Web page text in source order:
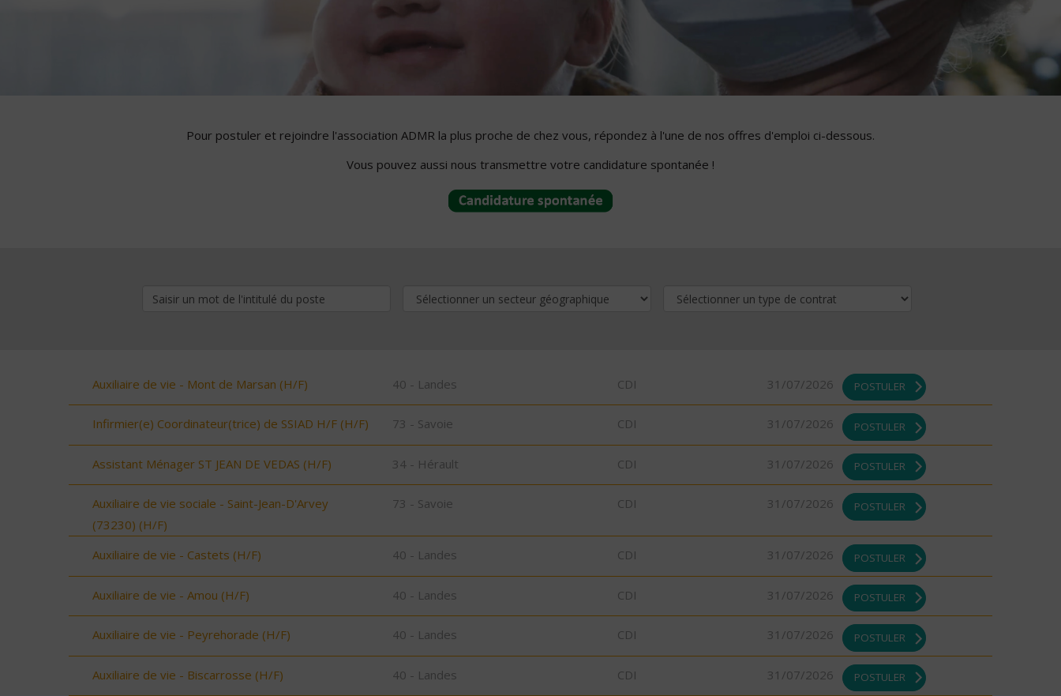
Pour postuler et rejoindre l'association ADMR la plus proche de chez vous, répondez à l'une de nos offres d'emploi ci-dessous.
Vous pouvez aussi nous transmettre votre candidature spontanée !
Auxiliaire de vie - Mont de Marsan (H/F) 40 - Landes CDI 31/07/2026 POSTULER
Infirmier(e) Coordinateur(trice) de SSIAD H/F (H/F) 73 - Savoie CDI 31/07/2026 POSTULER
Assistant Ménager ST JEAN DE VEDAS (H/F) 34 - Hérault CDI 31/07/2026 POSTULER
Auxiliaire de vie sociale - Saint-Jean-D'Arvey
(73230) (H/F)
73 - Savoie CDI 31/07/2026 POSTULER
Auxiliaire de vie - Castets (H/F) 40 - Landes CDI 31/07/2026 POSTULER
Auxiliaire de vie - Amou (H/F) 40 - Landes CDI 31/07/2026 POSTULER
Auxiliaire de vie - Peyrehorade (H/F) 40 - Landes CDI 31/07/2026 POSTULER
Auxiliaire de vie - Biscarrosse (H/F) 40 - Landes CDI 31/07/2026 POSTULER